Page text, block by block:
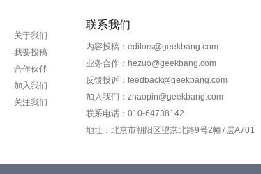
关于我们
我要投稿
合作伙伴
加入我们
关注我们
联系我们
内容投稿：editors@geekbang.com
业务合作：hezuo@geekbang.com
反馈投诉：feedback@geekbang.com
加入我们：zhaopin@geekbang.com
联系电话：010-64738142
地址：北京市朝阳区望京北路9号2幢7层A701